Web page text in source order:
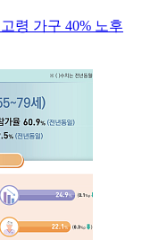
령 가구 40% 노후